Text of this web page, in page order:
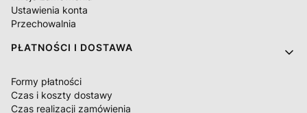
Ustawienia konta
Przechowalnia
PŁATNOŚCI I DOSTAWA
Formy płatności
Czas i koszty dostawy
Czas realizacji zamówienia